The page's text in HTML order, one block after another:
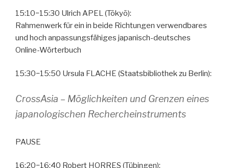
15:10−15:30 Ulrich APEL (Tōkyō):
Rahmenwerk für ein in beide Richtungen verwendbares
und hoch anpassungsfähiges japanisch-deutsches
Online-Wörterbuch
15:30−15:50 Ursula FLACHE (Staatsbibliothek zu Berlin):
CrossAsia – Möglichkeiten und Grenzen eines
japanologischen Rechercheinstruments
PAUSE
16:20−16:40 Robert HORRES (Tübingen):